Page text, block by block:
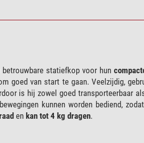
statiefkop voor hun
goed van start te gaan. Veelzijdig,
is hij zowel goed transporteerbaar
kunnen worden bediend,
en kan tot 4 kg dragen.